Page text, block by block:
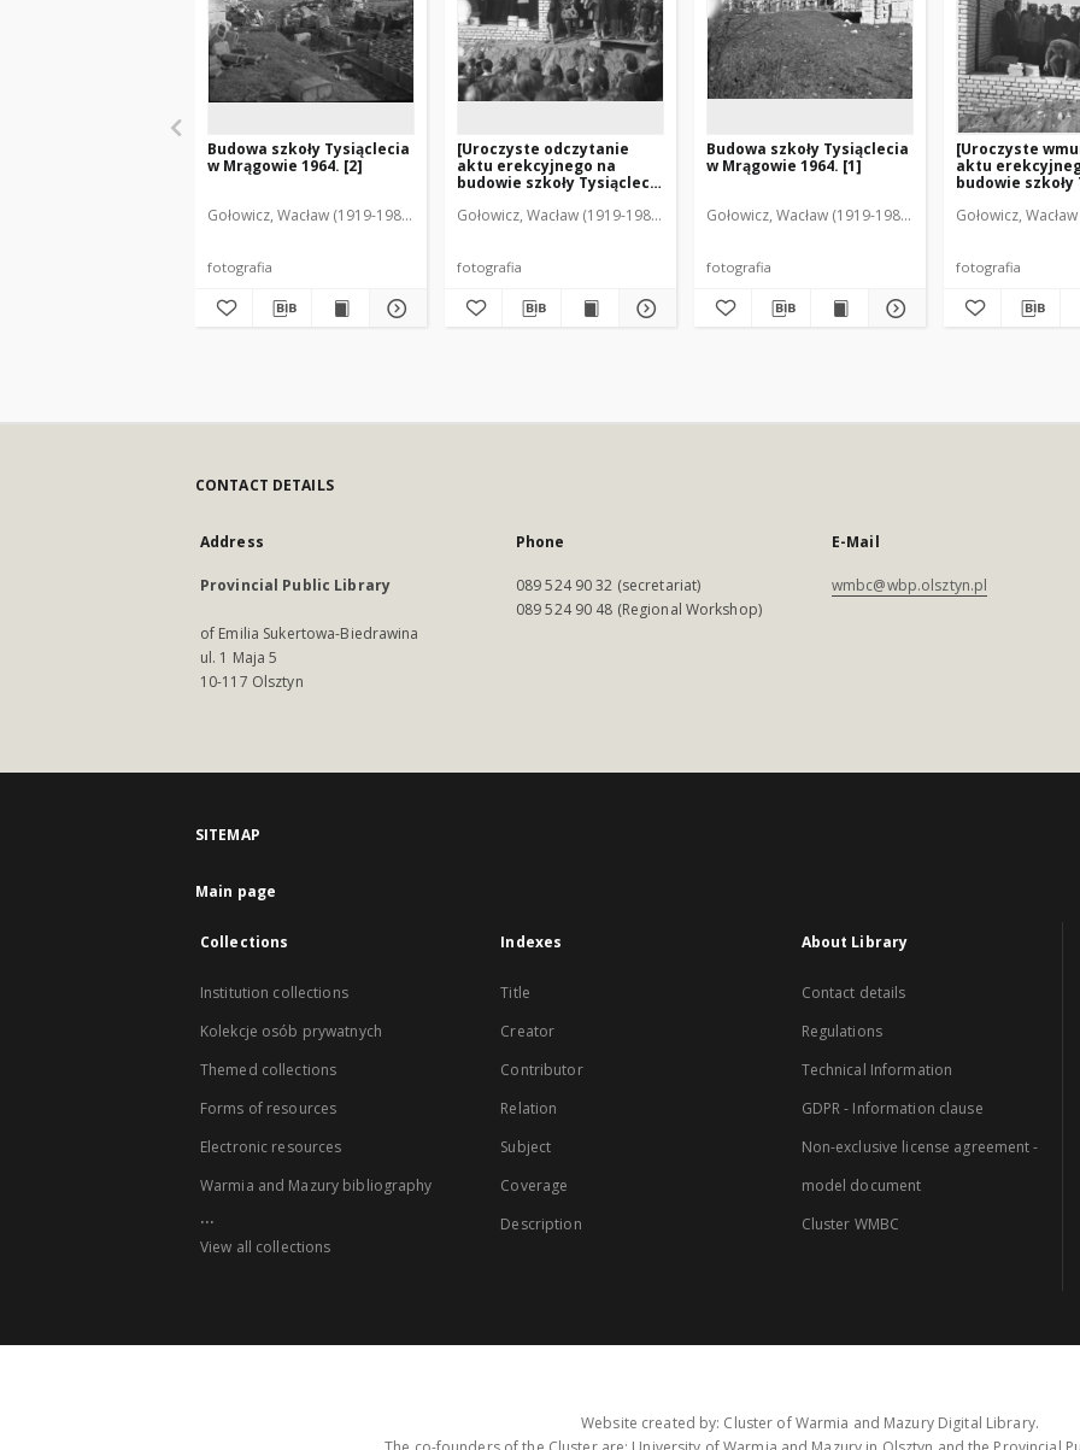
Budowa szkoły Tysiąclecia
w Mrągowie 1964. [2]
Gołowicz, Wacław (1919-1983). Fot.
fotografia
[Uroczyste odczytanie
aktu erekcyjnego na
budowie szkoły Tysiąclecia
Gołowicz, Wacław (1919-1983). Fot.
fotografia
Budowa szkoły Tysiąclecia
w Mrągowie 1964. [1]
Gołowicz, Wacław (1919-1983). Fot.
fotografia
[Uroczyste
aktu
budowie szkoły
Gołowicz,
fotografia
CONTACT DETAILS
Address
Provincial Public Library
of Emilia Sukertowa-Biedrawina
ul. 1 Maja 5
10-117 Olsztyn
Phone
089 524 90 32 (secretariat)
089 524 90 48 (Regional Workshop)
E-Mail
wmbc@wbp.olsztyn.pl
SITEMAP
Main page
Collections
Institution collections
Kolekcje osób prywatnych
Themed collections
Forms of resources
Electronic resources
Warmia and Mazury bibliography
...
View all collections
Indexes
Title
Creator
Contributor
Relation
Subject
Coverage
Description
About Library
Contact details
Regulations
Technical Information
GDPR - Information clause
Non-exclusive license agreement -
model document
Cluster WMBC
Website created by: Cluster of Warmia and Mazury Digital Library.